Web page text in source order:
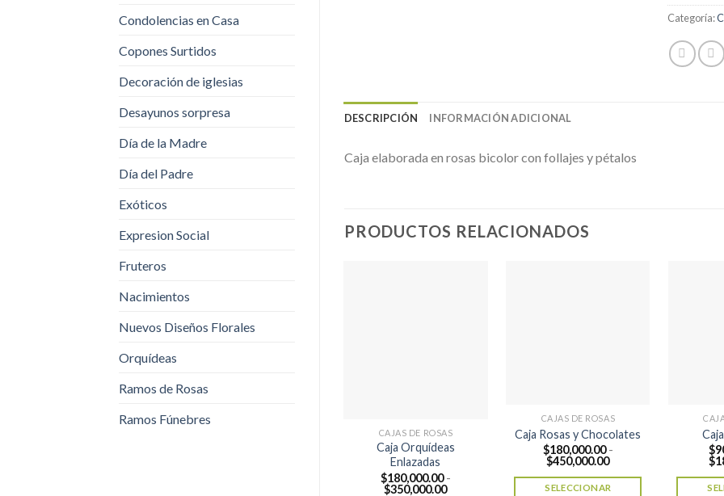
Condolencias en Casa
Copones Surtidos
Decoración de iglesias
Desayunos sorpresa
Día de la Madre
Día del Padre
Exóticos
Expresion Social
Fruteros
Nacimientos
Nuevos Diseños Florales
Orquídeas
Ramos de Rosas
Ramos Fúnebres
Categoría:
DESCRIPCIÓN INFORMACIÓN ADICIONAL
Caja elaborada en rosas bicolor con follajes y pétalos
PRODUCTOS RELACIONADOS
CAJAS DE ROSAS
Caja Orquídeas
Enlazadas
$180,000.00 -
$350,000.00Rango
CAJAS DE ROSAS
Caja Rosas y Chocolates
$180,000.00 -
$450,000.00Rango
precios:
SELECCIONAR
$
$